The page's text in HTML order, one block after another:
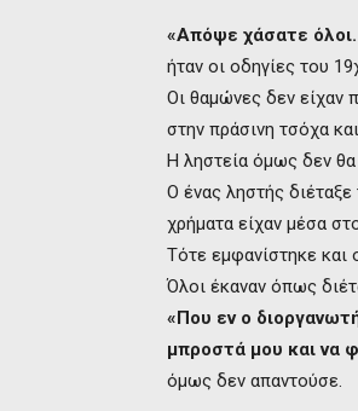
«Απόψε χάσατε
ήταν οι οδηγίες του
Οι θαμώνες δεν είχαν
στην πράσινη τσόχα
Η ληστεία όμως δεν
Ο ένας ληστής
χρήματα είχαν μέσα
Τότε εμφανίστηκε
Όλοι έκαναν όπως
«Που εν ο
μπροστά μου και να
όμως δεν απαντούσε.